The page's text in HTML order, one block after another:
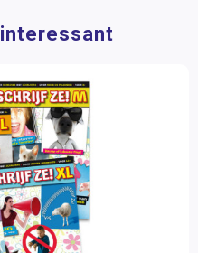
interessant